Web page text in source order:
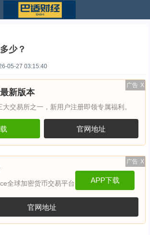
少？
05-27 03:15:40
广告 X
新版本
大交易所之一，新用户注册即领专属福利。
官网地址
广告 X
全球加密货币交易平台 APP下载
官网地址